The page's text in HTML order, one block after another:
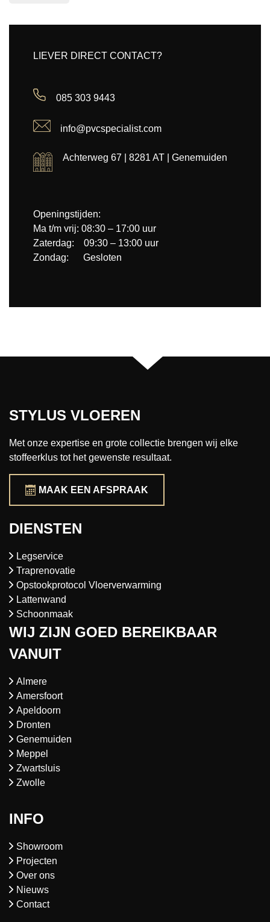
LIEVER DIRECT CONTACT?
085 303 9443
info@pvcspecialist.com
Achterweg 67 | 8281 AT | Genemuiden
Openingstijden:
Ma t/m vrij: 08:30 – 17:00 uur
Zaterdag: 09:30 – 13:00 uur
Zondag: Gesloten
STYLUS VLOEREN
Met onze expertise en grote collectie brengen wij elke
stoffeerklus tot het gewenste resultaat.
MAAK EEN AFSPRAAK
DIENSTEN
Legservice
Traprenovatie
Opstookprotocol Vloerverwarming
Lattenwand
Schoonmaak
WIJ ZIJN GOED BEREIKBAAR
VANUIT
Almere
Amersfoort
Apeldoorn
Dronten
Genemuiden
Meppel
Zwartsluis
Zwolle
INFO
Showroom
Projecten
Over ons
Nieuws
Contact